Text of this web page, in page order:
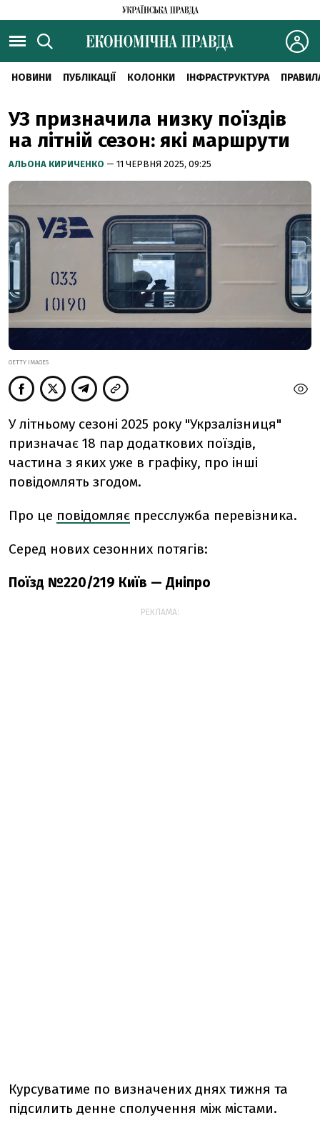
НОВИНИ ПУБЛІКАЦІЇ КОЛОНКИ ІНФРАСТРУКТУРА
УЗ призначила низку поїздів
на літній сезон: які маршрути
АЛЬОНА КИРИЧЕНКО — 11 ЧЕРВНЯ 2025, 09:25
GETTY IMAGES
У літньому сезоні 2025 року "Укрзалізниця"
призначає 18 пар додаткових поїздів,
частина з яких уже в графіку, про інші
повідомлять згодом.
Про це повідомляє пресслужба перевізника.
Серед нових сезонних потягів:
Поїзд №220/219 Київ — Дніпро
РЕКЛАМА:
Курсуватиме по визначених днях тижня та
підсилить денне сполучення між містами.